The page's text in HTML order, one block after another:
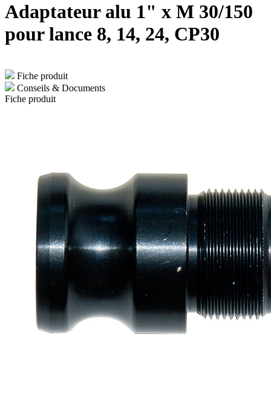
Adaptateur alu 1" x M 30/150
pour lance 8, 14, 24, CP30
Fiche produit
Conseils & Documents
Fiche produit